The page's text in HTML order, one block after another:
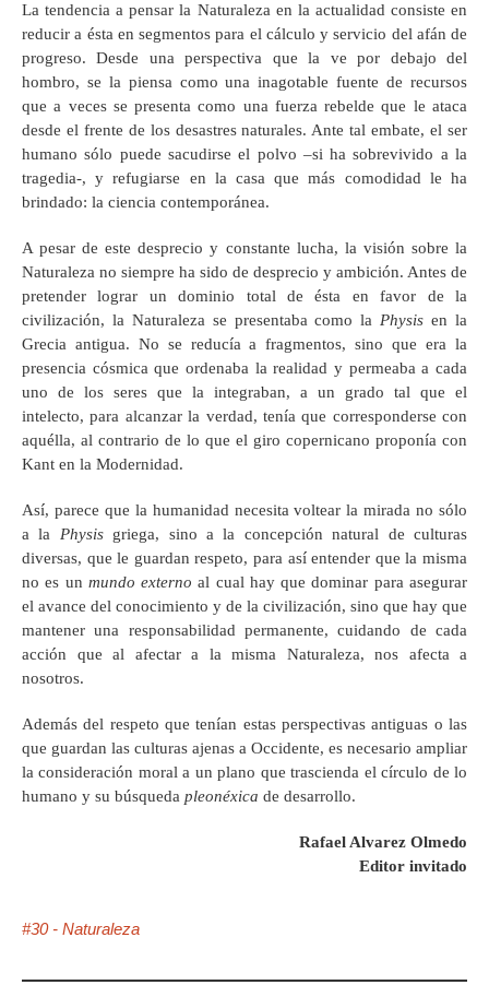
La tendencia a pensar la Naturaleza en la actualidad consiste en
reducir a ésta en segmentos para el cálculo y servicio del afán de
progreso. Desde una perspectiva que la ve por debajo del
hombro, se la piensa como una inagotable fuente de recursos
que a veces se presenta como una fuerza rebelde que le ataca
desde el frente de los desastres naturales. Ante tal embate, el ser
humano sólo puede sacudirse el polvo –si ha sobrevivido a la
tragedia-, y refugiarse en la casa que más comodidad le ha
brindado: la ciencia contemporánea.
A pesar de este desprecio y constante lucha, la visión sobre la
Naturaleza no siempre ha sido de desprecio y ambición. Antes de
pretender lograr un dominio total de ésta en favor de la
civilización, la Naturaleza se presentaba como laPhysis en la
Grecia antigua. No se reducía a fragmentos, sino que era la
presencia cósmica que ordenaba la realidad y permeaba a cada
uno de los seres que la integraban, a un grado tal que el
intelecto, para alcanzar la verdad, tenía que corresponderse con
aquélla, al contrario de lo que el giro copernicano proponía con
Kant en la Modernidad.
Así, parece que la humanidad necesita voltear la mirada no sólo
a la Physisgriega, sino a la concepción natural de culturas
diversas, que le guardan respeto, para así entender que la misma
no es un mundo externo al cual hay que dominar para asegurar
el avance del conocimiento y de la civilización, sino que hay que
mantener una responsabilidad permanente, cuidando de cada
acción que al afectar a la misma Naturaleza, nos afecta a
nosotros.
Además del respeto que tenían estas perspectivas antiguas o las
que guardan las culturas ajenas a Occidente, es necesario ampliar
la consideración moral a un plano que trascienda el círculo de lo
humano y su búsqueda pleonéxica de desarrollo.
Rafael Alvarez Olmedo
Editor invitado
#30 - Naturaleza